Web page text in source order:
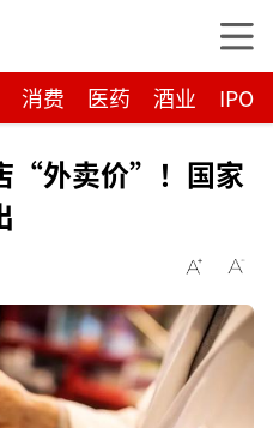
消费 医药 酒业 IPO
“外卖价”！国家